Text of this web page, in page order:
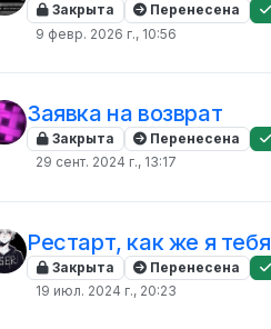
Закрыта Перенесена
9 февр. 2026 г., 10:56
Заявка на возврат
Закрыта Перенесена
29 сент. 2024 г., 13:17
Рестарт, как же я
Закрыта Перенесена
19 июл. 2024 г., 20:23